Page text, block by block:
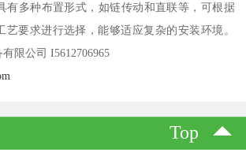
有多种布置形式，如链传动和直联等，可根据
艺要求进行选择，能够适应复杂的安装环境。
限公司 I5612706965
Top